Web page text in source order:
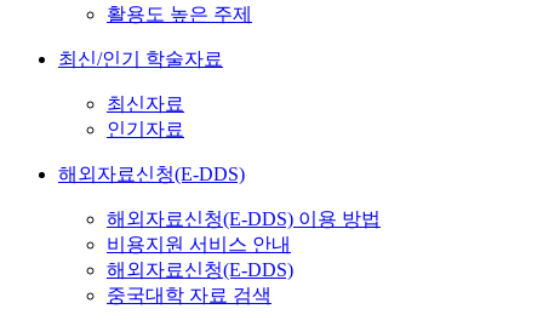
활용도 높은 주제
최신/인기 학술자료
최신자료
인기자료
해외자료신청(E-DDS)
해외자료신청(E-DDS) 이용 방법
비용지원 서비스 안내
해외자료신청(E-DDS)
중국대학 자료 검색